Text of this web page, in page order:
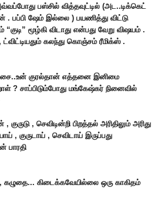
பஸ்சில் வித்தவுட்டில் (அட..டிக்கெட்
ஷேம் இல்லை ) பயணித்து விட்டு
மூழ்கி விடாது என்பது வேறு விஷயம் .
கலந்து கொஞ்சம் ரீமிக்ஸ் .
குரல்தான் எத்தனை இனிமை
? சாப்பிடும்போது மங்கேஷ்கர் நினைவில்
குருடு , செவிடின்றி பிறத்தல் அரிதிலும் அரிது
குருடாய் , செவிடாய் இருப்பது
பாரதி
கழுதை... கிடைக்கவேயில்லை ஒரு காகிதம்